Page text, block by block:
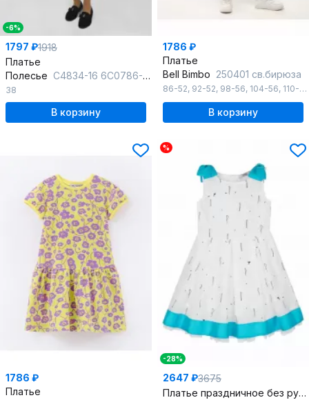
-6%
1797 ₽1918
Платье
Полесье С4834-16 6С0786-Д43 152,158 бордо
38
В корзину
1786 ₽
Платье
Bell Bimbo 250401 св.бирюза
86-52, 92-52, 98-56, 104-56, 110-60
В корзину
1786 ₽
Платье
%
-28%
2647 ₽3675
Платье праздничное без рукавов из ткани с фламинго